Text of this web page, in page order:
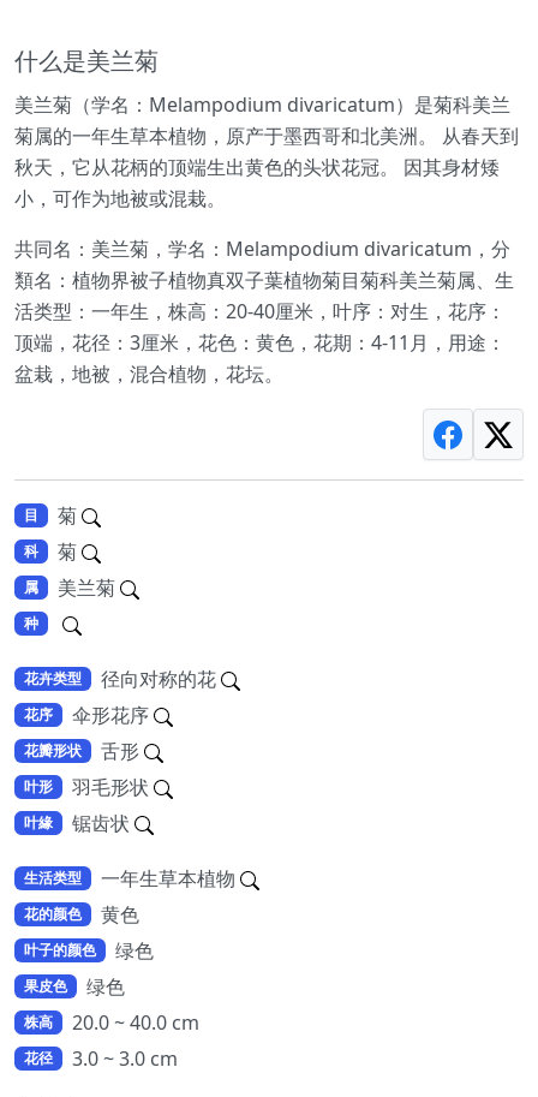
什么是美兰菊
美兰菊（学名：Melampodium divaricatum）是菊科美兰
菊属的一年生草本植物，原产于墨西哥和北美洲。 从春天到
秋天，它从花柄的顶端生出黄色的头状花冠。 因其身材矮
小，可作为地被或混栽。
共同名：美兰菊，学名：Melampodium divaricatum，分
類名：植物界被子植物真双子葉植物菊目菊科美兰菊属、生
活类型：一年生，株高：20-40厘米，叶序：对生，花序：
顶端，花径：3厘米，花色：黄色，花期：4-11月，用途：
盆栽，地被，混合植物，花坛。
目 菊
科 菊
属 美兰菊
种
花卉类型 径向对称的花
花序 伞形花序
花瓣形状 舌形
叶形 羽毛形状
叶緣 锯齿状
生活类型 一年生草本植物
花的颜色 黄色
叶子的颜色 绿色
果皮色 绿色
株高 20.0 ~ 40.0 cm
花径 3.0 ~ 3.0 cm